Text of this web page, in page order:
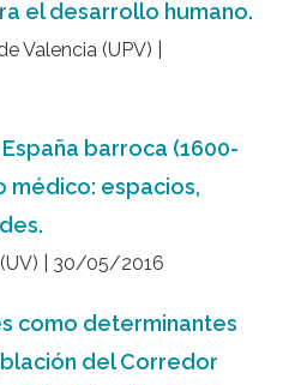
el desarrollo humano.
Valencia (UPV) |
barroca (1600-
médico: espacios,
| 30/05/2016
como determinantes
del Corredor